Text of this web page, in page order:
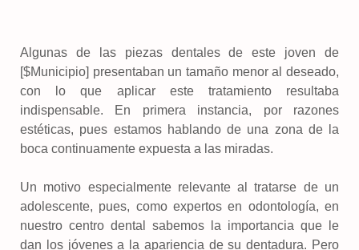
Algunas de las piezas dentales de este joven de
[$Municipio] presentaban un tamaño menor al deseado,
con lo que aplicar este tratamiento resultaba
indispensable. En primera instancia, por razones
estéticas, pues estamos hablando de una zona de la
boca continuamente expuesta a las miradas.
Un motivo especialmente relevante al tratarse de un
adolescente, pues, como expertos en odontología, en
nuestro centro dental sabemos la importancia que le
dan los jóvenes a la apariencia de su dentadura. Pero